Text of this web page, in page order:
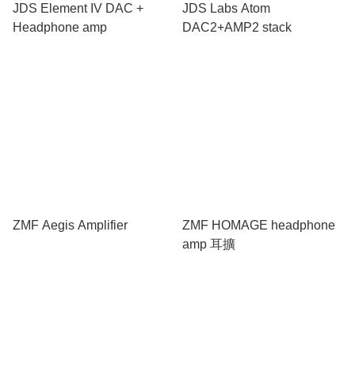
JDS Element IV DAC +
Headphone amp
JDS Labs Atom
DAC2+AMP2 stack
ZMF Aegis Amplifier
ZMF HOMAGE headphone
amp 耳擴